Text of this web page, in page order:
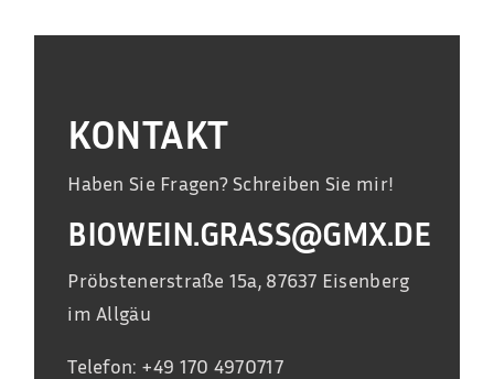
KONTAKT
Haben Sie Fragen? Schreiben Sie mir!
BIOWEIN.GRASS@GMX.DE
Pröbstenerstraße 15a, 87637 Eisenberg
im Allgäu
Telefon: +49 170 4970717